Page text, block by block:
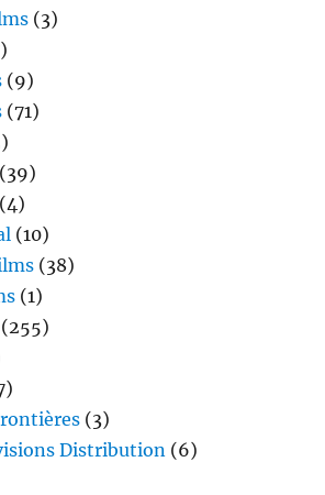
(3)
(9)
(71)
(39)
(4)
(10)
(38)
(1)
(255)
(3)
Distribution (6)